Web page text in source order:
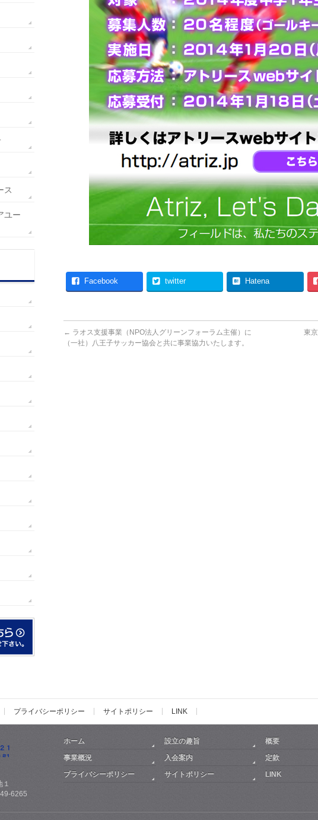
Facebook twitter Hatena
← ラオス支援事業（NPO法人グリーンフォーラム主催）に
（一社）八王子サッカー協会と共に事業協力いたします。
東
ス
ユー
プライバシーポリシー サイトポリシー LINK
6265
ホーム 設立の趣旨 概要
事業概況
入会案内 定款
プライバシーポリシー
サイトポリシー LINK